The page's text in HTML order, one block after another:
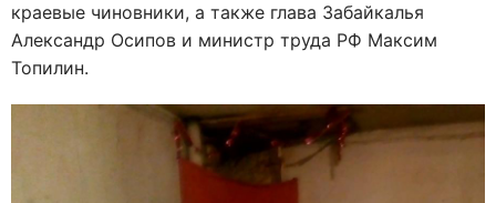
краевые чиновники, а также глава Забайкалья
Александр Осипов и министр труда РФ Максим
Топилин.